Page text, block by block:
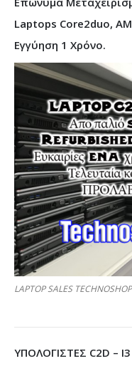
Laptops Core2duo,
Εγγύηση 1 Χρόνο.
LAPTOP SALES TECHNOSHOP
ΥΠΟΛΟΓΙΣΤΕΣ C2D – I3